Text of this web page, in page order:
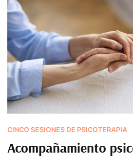
CINCO SESIONES DE PSICOTERAPIA
Acompañamiento